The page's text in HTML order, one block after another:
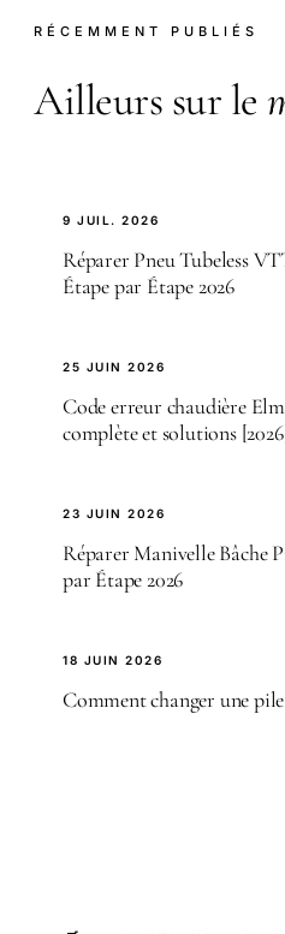
RÉCEMMENT PUBLIÉS
Ailleurs sur le
9 JUIL. 2026
Réparer Pneu Tubeless
Étape par Étape 2026
25 JUIN 2026
Code erreur chaudière
complète et solutions
23 JUIN 2026
Réparer Manivelle Bâche
par Étape 2026
18 JUIN 2026
Comment changer une